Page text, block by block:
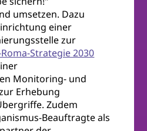
umsetzen. Dazu
einer
zur
Roma-Strategie 2030
Monitoring- und
Erhebung
Zudem
Beauftragte als